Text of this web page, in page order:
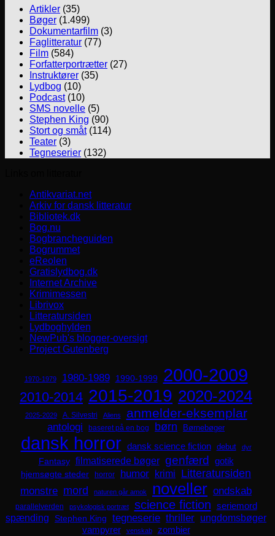
Artikler (35)
Bøger (1.499)
Dokumentarfilm (3)
Faglitteratur (77)
Film (584)
Forfatterportrætter (27)
Instruktører (35)
Lydbog (10)
Podcast(10)
SMS novelle (5)
Stephen King (90)
Stort og småt(114)
Teater (3)
Tegneserier (132)
Antikvariat.net
Arkiv for dansk litteratur
Bibliotek.dk
Bog.nu
Bogbrancheguiden
Bogrummet
eReolen
Gratislydbog.dk
Internet Archive
Krimimessen
Librivox
Litteratursiden
Lydboghylden
NewPub's blogger-oversigt
Project Gutenberg
1970-1979 1980-1989 1990-1999 2000-2009
2010-2014 2015-2019 2020-2024
2025-2029 A. Silvestri Aliens anmelder-eksemplar
antologi baseret på en bog børn Børnebøger
dansk horror dansk science fiction debut dyr
Fantasy filmatiserede bøger genfærd
gotik
hjemsøgte steder
horror humor krimi Litteratursiden
monstre mord naturen går amok noveller ondskab
parallelverden psykologisk portræt science fiction seriemord
spænding Stephen King tegneserie thriller ungdomsbøger
vampyrer venskab
zombier